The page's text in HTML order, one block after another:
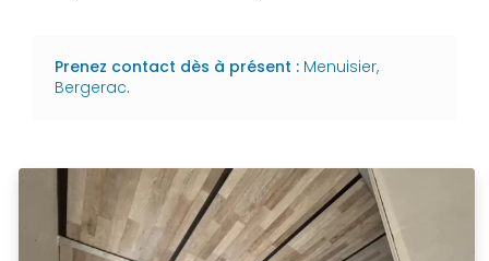
Prenez contact dès à présent : Menuisier,
Bergerac.